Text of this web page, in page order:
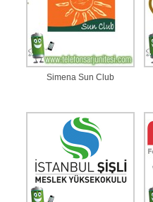
Simena Sun Club